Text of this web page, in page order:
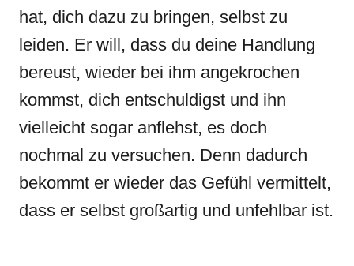
hat, dich dazu zu bringen, selbst zu
leiden. Er will, dass du deine Handlung
bereust, wieder bei ihm angekrochen
kommst, dich entschuldigst und ihn
vielleicht sogar anflehst, es doch
nochmal zu versuchen. Denn dadurch
bekommt er wieder das Gefühl vermittelt,
dass er selbst großartig und unfehlbar ist.